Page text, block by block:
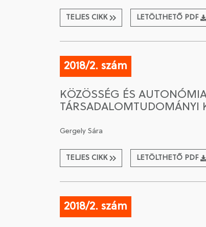
TELJES CIKK LETÖLTHETŐ PDF
2018/2. szám
KÖZÖSSÉG ÉS
TÁRSADALOMTUDOMÁNYI
Gergely Sára
TELJES CIKK LETÖLTHETŐ PDF
2018/2. szám